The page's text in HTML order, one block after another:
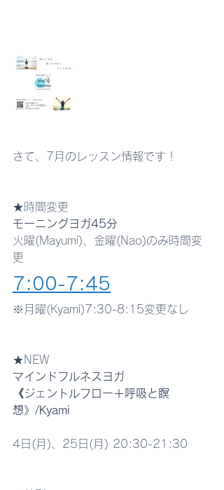
さて、7月のレッスン情報です！
★時間変更
モーニングヨガ45分
火曜(Mayumi)、金曜(Nao)のみ時間変
更
7:00-7:45
※月曜(Kyami)7:30-8:15変更なし
★NEW
マインドフルネスヨガ
《ジェントルフロー＋呼吸と瞑
想》/Kyami
4日(月)、25日(月) 20:30-21:30